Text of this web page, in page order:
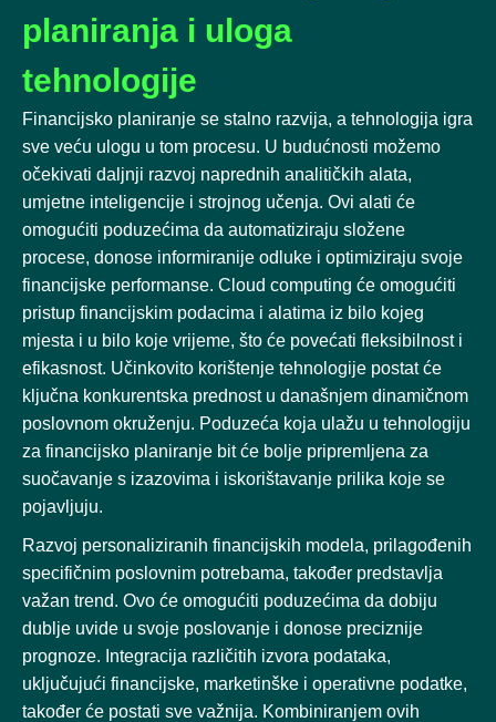
planiranja i uloga
tehnologije
Financijsko planiranje se stalno razvija, a tehnologija igra
sve veću ulogu u tom procesu. U budućnosti možemo
očekivati daljnji razvoj naprednih analitičkih alata,
umjetne inteligencije i strojnog učenja. Ovi alati će
omogućiti poduzećima da automatiziraju složene
procese, donose informiranije odluke i optimiziraju svoje
financijske performanse. Cloud computing će omogućiti
pristup financijskim podacima i alatima iz bilo kojeg
mjesta i u bilo koje vrijeme, što će povećati fleksibilnost i
efikasnost. Učinkovito korištenje tehnologije postat će
ključna konkurentska prednost u današnjem dinamičnom
poslovnom okruženju. Poduzeća koja ulažu u tehnologiju
za financijsko planiranje bit će bolje pripremljena za
suočavanje s izazovima i iskorištavanje prilika koje se
pojavljuju.
Razvoj personaliziranih financijskih modela, prilagođenih
specifičnim poslovnim potrebama, također predstavlja
važan trend. Ovo će omogućiti poduzećima da dobiju
dublje uvide u svoje poslovanje i donose preciznije
prognoze. Integracija različitih izvora podataka,
uključujući financijske, marketinške i operativne podatke,
također će postati sve važnija. Kombiniranjem ovih